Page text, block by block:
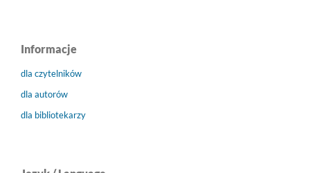
Informacje
dla czytelników
dla autorów
dla bibliotekarzy